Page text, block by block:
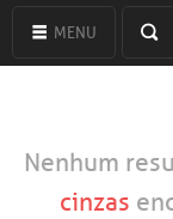
MENU
Nenhum
cinzas